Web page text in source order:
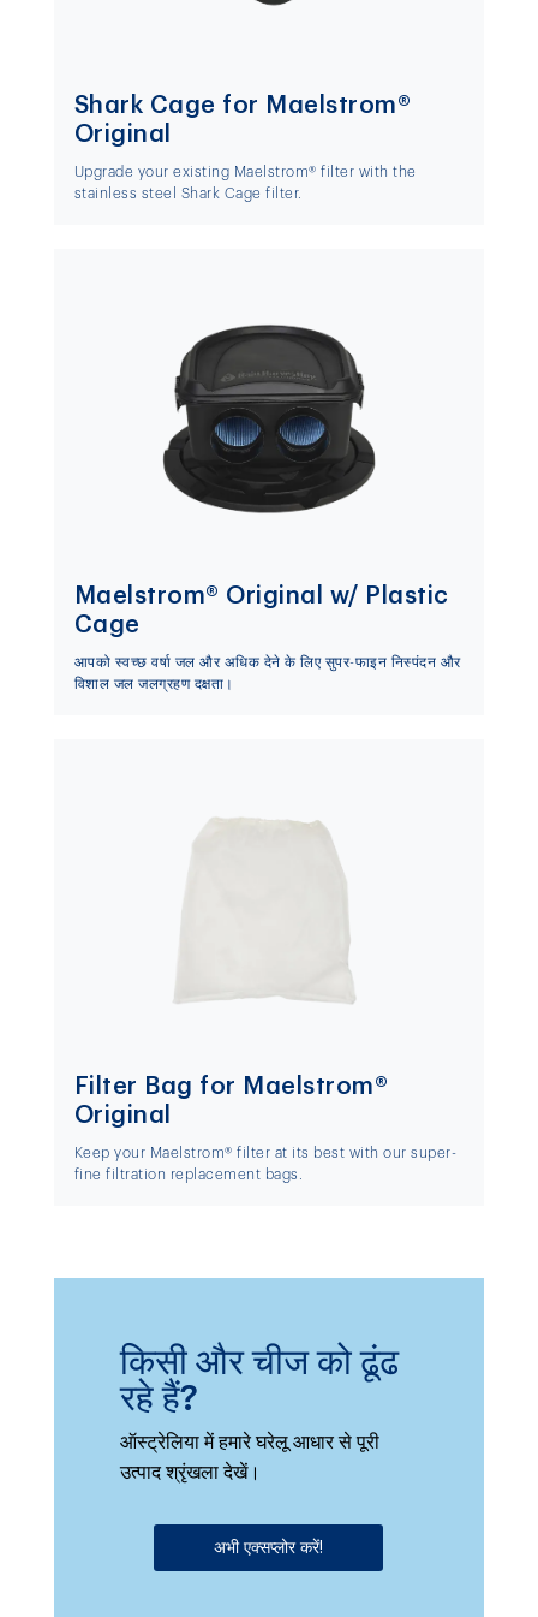
Shark Cage for Maelstrom®
Original
Upgrade your existing Maelstrom® filter with the
stainless steel Shark Cage filter.
Maelstrom® Original w/ Plastic
Cage
आपको स्वच्छ वर्षा जल और अधिक देने के लिए सुपर-फाइन निस्पंदन और
विशाल जल जलग्रहण दक्षता।
Filter Bag for Maelstrom®
Original
Keep your Maelstrom® filter at its best with our super-
fine filtration replacement bags.
किसी और चीज को ढूंढ
रहे हैं?
ऑस्ट्रेलिया में हमारे घरेलू आधार से पूरी
उत्पाद श्रृंखला देखें।
अभी एक्सप्लोर करें!